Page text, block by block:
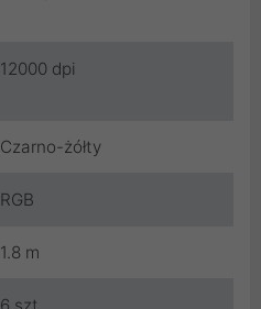
12000 dpi
Czarno-żółty
RGB
1.8 m